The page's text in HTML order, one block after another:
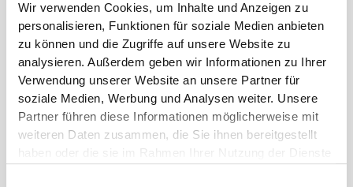
Wir verwenden Cookies, um Inhalte und Anzeigen zu
personalisieren, Funktionen für soziale Medien anbieten
zu können und die Zugriffe auf unsere Website zu
analysieren. Außerdem geben wir Informationen zu Ihrer
Verwendung unserer Website an unsere Partner für
soziale Medien, Werbung und Analysen weiter. Unsere
Partner führen diese Informationen möglicherweise mit
weiteren Daten zusammen, die Sie ihnen bereitgestellt
haben oder die sie im Rahmen Ihrer Nutzung der Dienste
Spüre deinen Körper bei jeder Bewegung.
Diese engere Passform betont die Silhouette